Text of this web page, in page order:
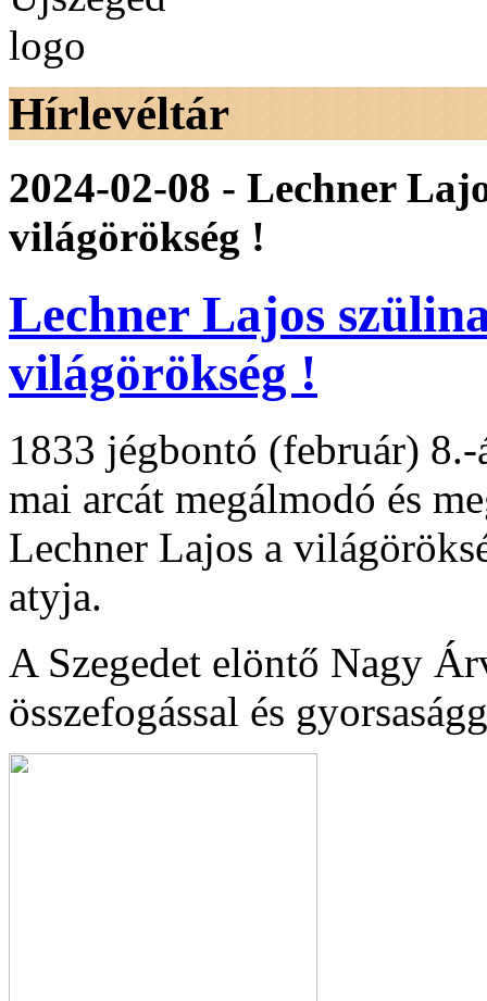
Hírlevéltár
2024-02-08 - Lechner
világörökség !
Lechner Lajos
világörökség !
1833 jégbontó (február) 8.-
mai arcát megálmodó és
Lechner Lajos a
atyja.
A Szegedet elöntő Nagy
összefogással és